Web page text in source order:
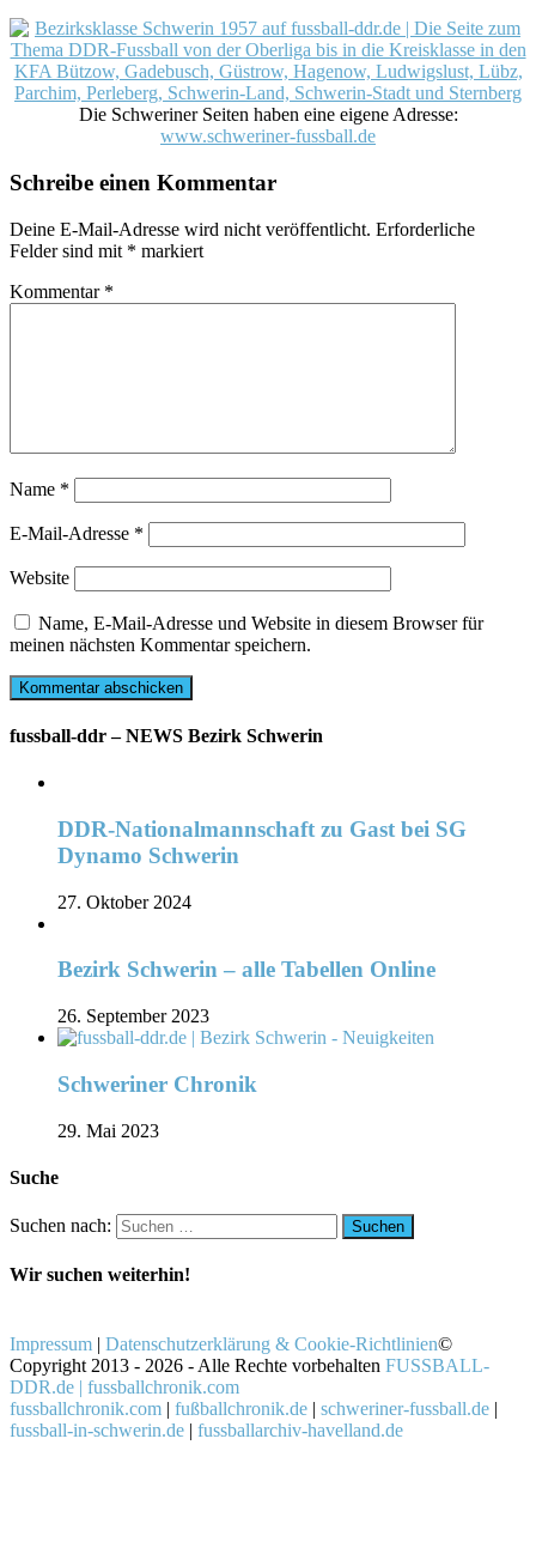
Die Schweriner Seiten haben eine eigene Adresse:
www.schweriner-fussball.de
Schreibe einen Kommentar
Deine E-Mail-Adresse wird nicht veröffentlicht. Erforderliche
Felder sind mit * markiert
Kommentar *
Name *
E-Mail-Adresse *
Website
Name, E-Mail-Adresse und Website in diesem Browser für
meinen nächsten Kommentar speichern.
fussball-ddr – NEWS Bezirk Schwerin
DDR-Nationalmannschaft zu Gast bei SG
Dynamo Schwerin
27. Oktober 2024
Bezirk Schwerin – alle Tabellen Online
26. September 2023
Schweriner Chronik
29. Mai 2023
Suche
Suchen nach:
Wir suchen weiterhin!
Impressum | Datenschutzerklärung & Cookie-Richtlinien©
Copyright 2013 - 2026 - Alle Rechte vorbehalten FUSSBALL-
DDR.de | fussballchronik.com
fussballchronik.com | fußballchronik.de | schweriner-fussball.de |
fussball-in-schwerin.de | fussballarchiv-havelland.de